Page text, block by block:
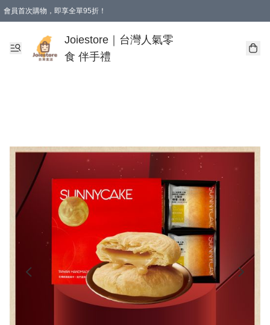
會員首次購物，即享全單95折！
購物滿 HKD 350.00即享免運費優惠！（適用於 本地送貨、本地取貨 )
Joiestore｜台灣人氣零
食 伴手禮